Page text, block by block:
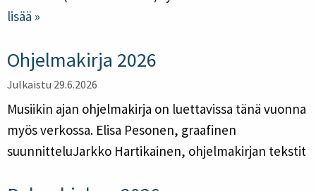
lisää »
Ohjelmakirja 2026
Julkaistu 29.6.2026
Musiikin ajan ohjelmakirja on luettavissa tänä vuonna
myös verkossa. Elisa Pesonen, graafinen
suunnitteluJarkko Hartikainen, ohjelmakirjan tekstit